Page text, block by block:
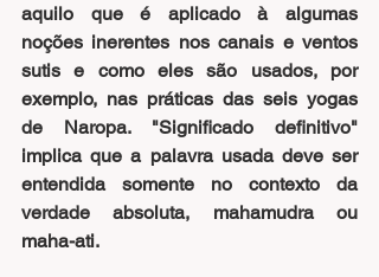
aquilo que é aplicado à algumas
noções inerentes nos canais e ventos
sutis e como eles são usados, por
exemplo, nas práticas das seis yogas
de Naropa. "Significado definitivo"
implica que a palavra usada deve ser
entendida somente no contexto da
verdade absoluta, mahamudra ou
maha-ati.